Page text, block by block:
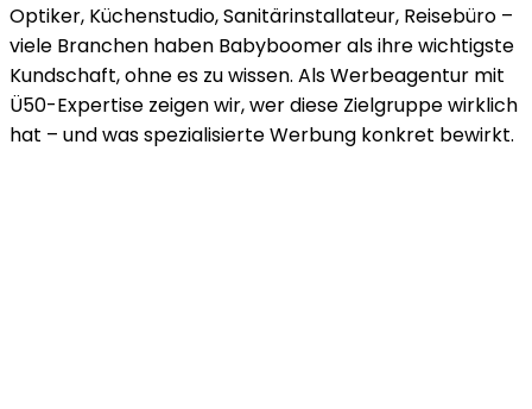
Optiker, Küchenstudio, Sanitärinstallateur, Reisebüro –
viele Branchen haben Babyboomer als ihre wichtigste
Kundschaft, ohne es zu wissen. Als Werbeagentur mit
Ü50-Expertise zeigen wir, wer diese Zielgruppe wirklich
hat – und was spezialisierte Werbung konkret bewirkt.